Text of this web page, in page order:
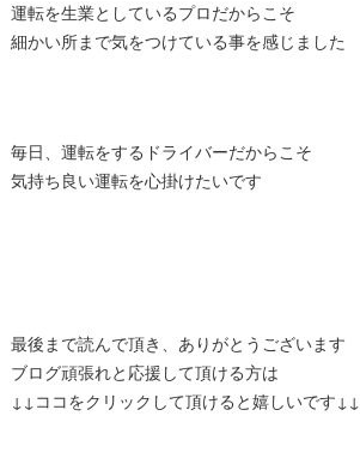
運転を生業としているプロだからこそ
細かい所まで気をつけている事を感じました
毎日、運転をするドライバーだからこそ
気持ち良い運転を心掛けたいです
最後まで読んで頂き、ありがとうございます
ブログ頑張れと応援して頂ける方は
↓↓ココをクリックして頂けると嬉しいです↓↓